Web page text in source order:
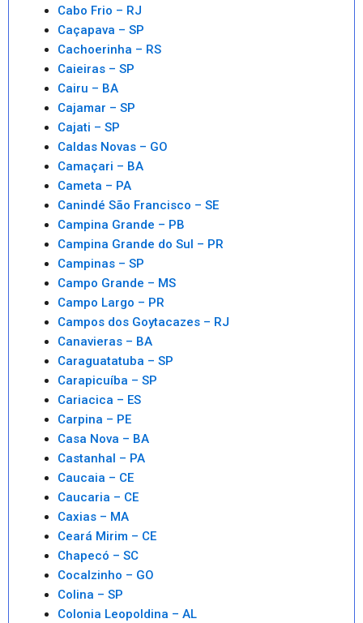
Cabo Frio – RJ
Caçapava – SP
Cachoerinha – RS
Caieiras – SP
Cairu – BA
Cajamar – SP
Cajati – SP
Caldas Novas – GO
Camaçari – BA
Cameta – PA
Canindé São Francisco – SE
Campina Grande – PB
Campina Grande do Sul – PR
Campinas – SP
Campo Grande – MS
Campo Largo – PR
Campos dos Goytacazes – RJ
Canavieras – BA
Caraguatatuba – SP
Carapicuíba – SP
Cariacica – ES
Carpina – PE
Casa Nova – BA
Castanhal – PA
Caucaia – CE
Caucaria – CE
Caxias – MA
Ceará Mirim – CE
Chapecó – SC
Cocalzinho – GO
Colina – SP
Colonia Leopoldina – AL